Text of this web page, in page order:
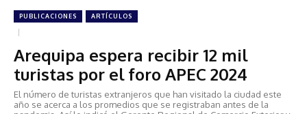
PUBLICACIONES ARTÍCULOS
Arequipa espera recibir 12 mil
turistas por el foro APEC 2024
El número de turistas extranjeros que han visitado la ciudad este
año se acerca a los promedios que se registraban antes de la